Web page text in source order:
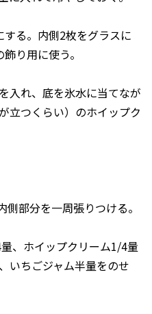
する。内側2枚をグラスに
り用に使う。
入れ、底を氷水に当てなが
立つくらい）のホイップク
部分を一周張りつける。
、ホイップクリーム1/4量
いちごジャム半量をのせ